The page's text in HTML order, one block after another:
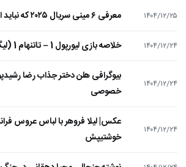
۱۴۰۴/۱۲/۲۵ معرفی ۶ مینی سریال ۲۰۲۵ که نباید از دست بدهید!
۱۴۰۴/۱۲/۲۴ خلاصه بازی لیورپول 1 – تاتنهام 1 (لیگ برتر انگلیس)
۱۴۰۴/۱۲/۲۴
بیوگرافی هلن دختر جذاب رضا
خصوصی
۱۴۰۴/۱۲/۲۴
عکس| لیلا فروهر با لباس عروس
خوشتیپش